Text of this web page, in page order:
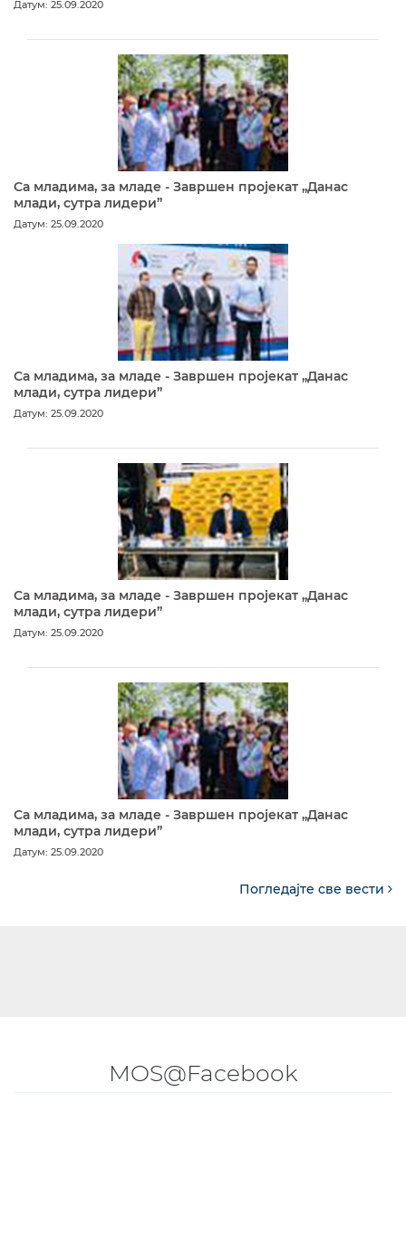
Датум: 25.09.2020
Са младима, за младе - Завршен пројекат „Данас
млади, сутра лидери”
Датум: 25.09.2020
Са младима, за младе - Завршен пројекат „Данас
млади, сутра лидери”
Датум: 25.09.2020
Са младима, за младе - Завршен пројекат „Данас
млади, сутра лидери”
Датум: 25.09.2020
Са младима, за младе - Завршен пројекат „Данас
млади, сутра лидери”
Датум: 25.09.2020
Погледајте све вести
MOS@Facebook